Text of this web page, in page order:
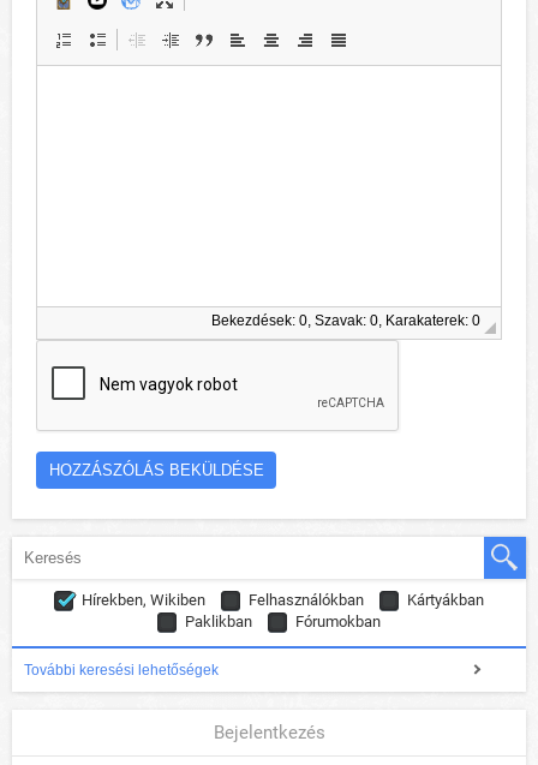
Bekezdések: 0, Szavak: 0, Karakaterek: 0
Hírekben, Wikiben Felhasználókban
Kártyákban
Paklikban
Fórumokban
További keresési lehetőségek
Bejelentkezés